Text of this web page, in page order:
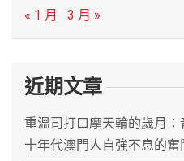
« 1 月
3 月 »
近期文章
重溫司打口摩天輪的歲月
十年代澳門人自強不息的奮